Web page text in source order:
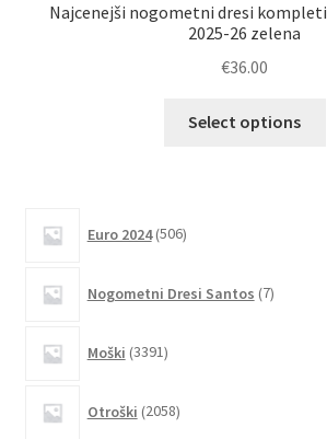
Najcenejši nogometni dresi
2025-26 zelena
€36.00
Select options
Euro 2024 506izdelkov
Nogometni Dresi Santos 7izdelkov
Moški 3391izdelkov
Otroški 2058izdelkov